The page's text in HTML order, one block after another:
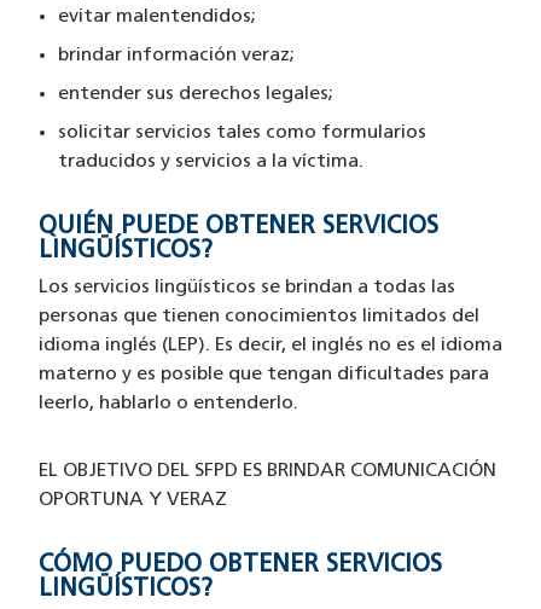
evitar malentendidos;
brindar información veraz;
entender sus derechos legales;
solicitar servicios tales como formularios
traducidos y servicios a la víctima.
QUIÉN PUEDE OBTENER SERVICIOS
LINGÜÍSTICOS?
Los servicios lingüísticos se brindan a todas las
personas que tienen conocimientos limitados del
idioma inglés (LEP). Es decir, el inglés no es el idioma
materno y es posible que tengan dificultades para
leerlo, hablarlo o entenderlo.
EL OBJETIVO DEL SFPD ES BRINDAR COMUNICACIÓN
OPORTUNA Y VERAZ
CÓMO PUEDO OBTENER SERVICIOS
LINGÜÍSTICOS?